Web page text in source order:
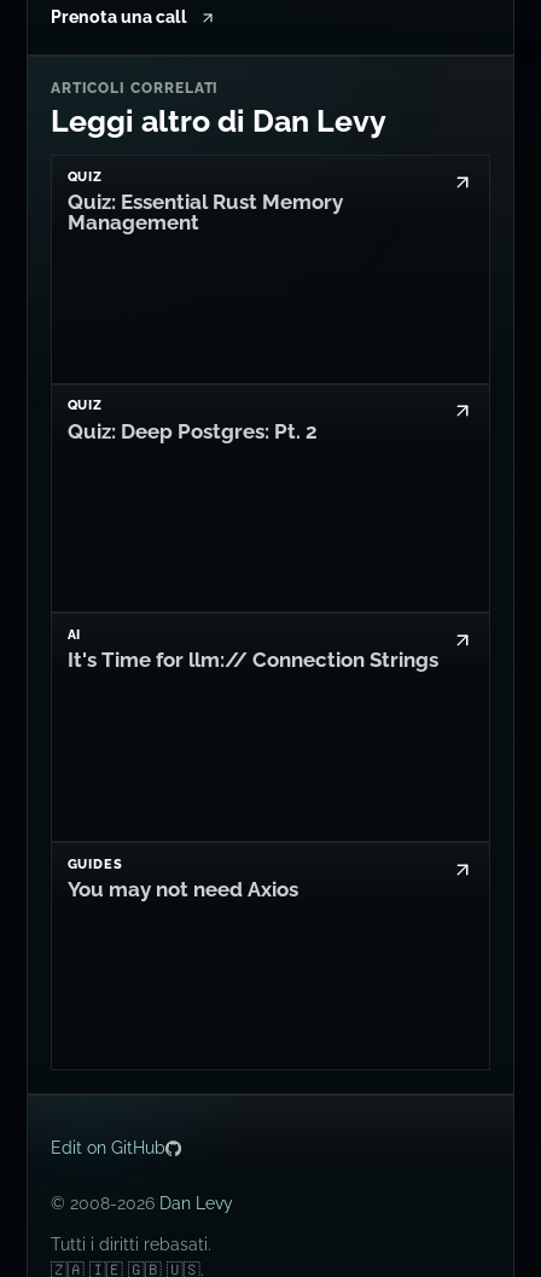
Prenota una call
ARTICOLI CORRELATI
Leggi altro di Dan Levy
QUIZ
Quiz: Essential Rust Memory
Management
QUIZ
Quiz: Deep Postgres: Pt. 2
AI
It's Time for llm:// Connection Strings
GUIDES
You may not need Axios
Edit on GitHub
© 2008-2026 Dan Levy
Tutti i diritti rebasati.
🇿🇦 🇮🇪 🇬🇧 🇺🇸.